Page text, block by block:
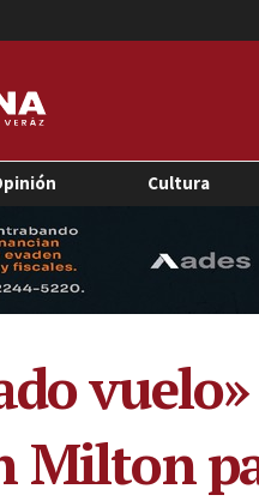
Cultura
vuelo»
Milton